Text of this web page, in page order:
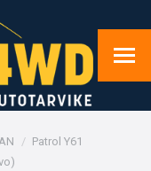
Patrol Y61